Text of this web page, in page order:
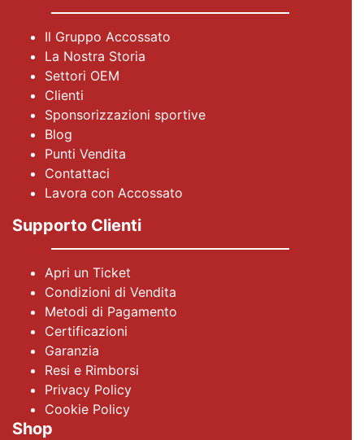
Il Gruppo Accossato
La Nostra Storia
Settori OEM
Clienti
Sponsorizzazioni sportive
Blog
Punti Vendita
Contattaci
Lavora con Accossato
Supporto Clienti
Apri un Ticket
Condizioni di Vendita
Metodi di Pagamento
Certificazioni
Garanzia
Resi e Rimborsi
Privacy Policy
Cookie Policy
Shop